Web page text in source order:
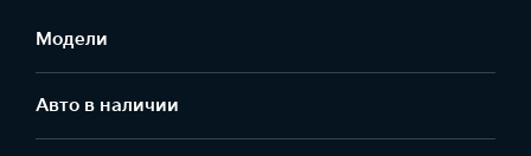
Модели
Авто в наличии